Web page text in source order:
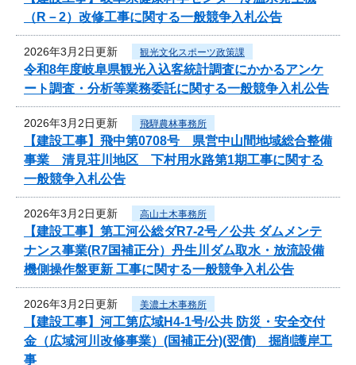
（R－2）改修工事に関する一般競争入札公告
2026年3月2日更新 観光文化スポーツ政策課
令和8年度岐阜県観光入込客統計調査にかかるアンケ
ート調査・分析等業務委託に関する一般競争入札公告
2026年3月2日更新 飛騨農林事務所
【建設工事】飛中第0708号 県営中山間地域総合整備
事業 清見荘川地区 下村用水路第1期工事に関する
一般競争入札公告
2026年3月2日更新 高山土木事務所
【建設工事】第工河公総ダR7-2号／公共 ダムメンテ
ナンス事業(R7国補正分）丹生川ダム取水・放流設備
機側操作盤更新 工事に関する一般競争入札公告
2026年3月2日更新 美濃土木事務所
【建設工事】河工第広域H4-1号/公共 防災・安全交付
金（広域河川改修事業）(国補正分)(翌債) 掘削護岸工
事